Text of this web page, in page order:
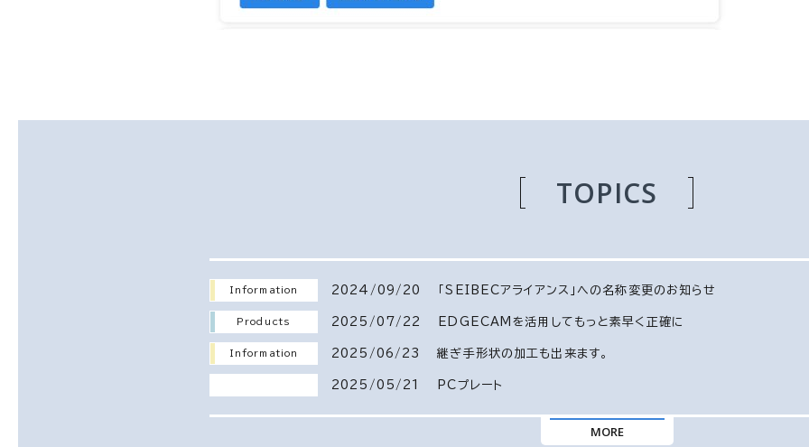
TOPICS
Information 2024/09/20 「SEIBECアライアンス」への名称変更のお知らせ
Products 2025/07/22 EDGECAMを活用してもっと素早く正確に
Information 2025/06/23 継ぎ手形状の加工も出来ます。
2025/05/21 PCプレート
MORE